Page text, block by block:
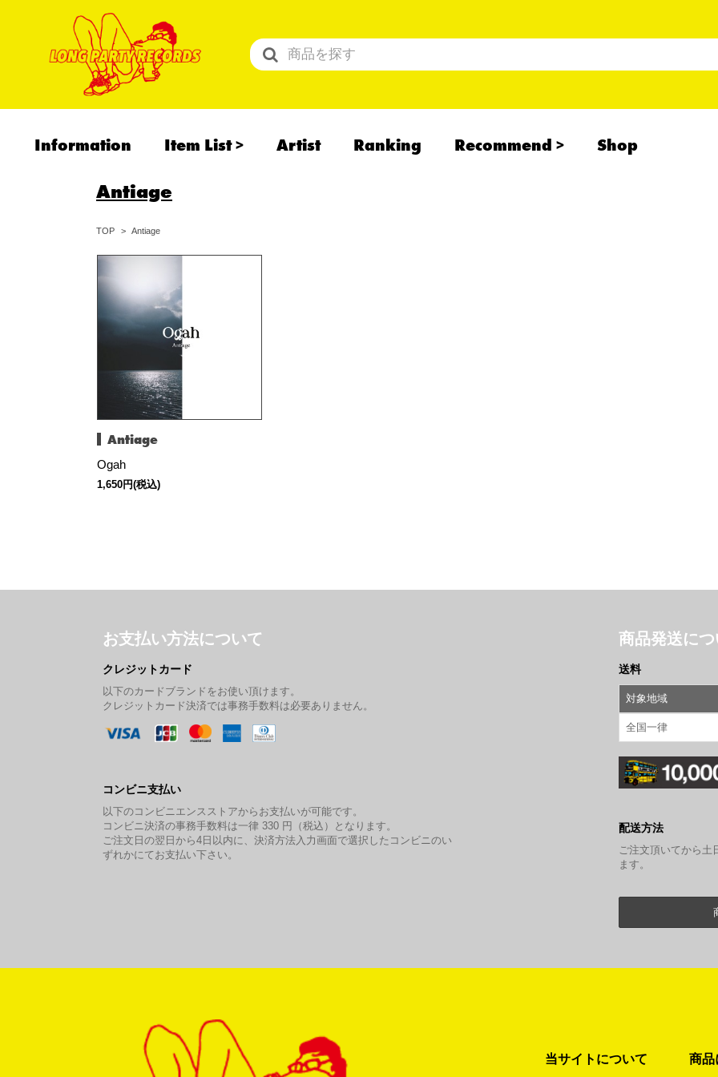
Information Item List
Recommend
Artist Ranking Recommend Shop
Antiage
TOP Antiage
Antiage
Ogah
1,650円(税込)
お支払い方法について
クレジットカード
以下のカードブランドをお使い頂けます。
クレジットカード決済では事務手数料は必要ありません。
コンビニ支払い
以下のコンビニエンスストアからお支払いが可能です。
コンビニ決済の事務手数料は一律 330 円（税込）となります。
ご注文日の翌日から4日以内に、決済方法入力画面で選択したコンビニのい
ずれかにてお支払い下さい。
商品発送につ
送料
対象地域
全国一律
配送方法
ご注文頂いてから土
ます。
当サイトについて 商品